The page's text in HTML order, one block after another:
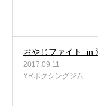
おやじファイト in
2017.09.11
YRボクシングジム
アクセス
お問い合わせ